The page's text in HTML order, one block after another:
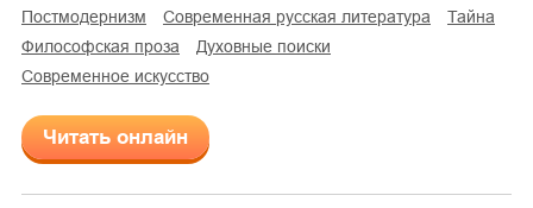
постмодернизм современная русская литература
тайна
философская проза
духовные поиски
современное искусство
Читать онлайн